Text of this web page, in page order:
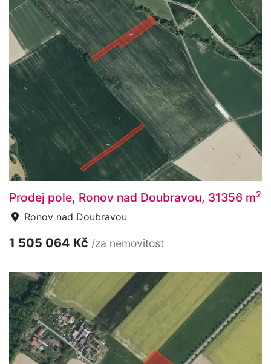
Prodej pole, Ronov nad Doubravou, 31356 m2
Ronov nad Doubravou
1 505 064 Kč /za nemovitost